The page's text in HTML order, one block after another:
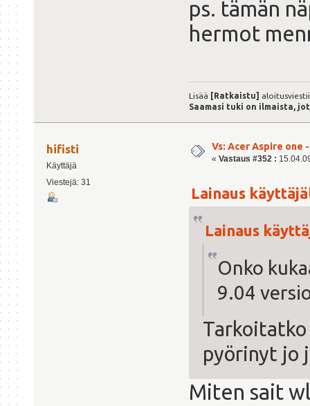
ps. tämän
hermot
Lisää [Ratkaistu]
Saamasi tuki on ilmaista,
hifisti
Käyttäjä
Viestejä: 31
Vs: Acer Aspire one
« Vastaus #352 :
Lainaus
Lainaus
Onko
9.04
Tarkoitatko
pyörinyt jo
Miten sait